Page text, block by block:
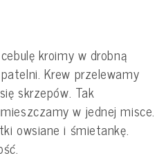
kroimy w drobną
Krew przelewamy
skrzepów. Tak
w jednej misce.
owsiane i śmietankę.